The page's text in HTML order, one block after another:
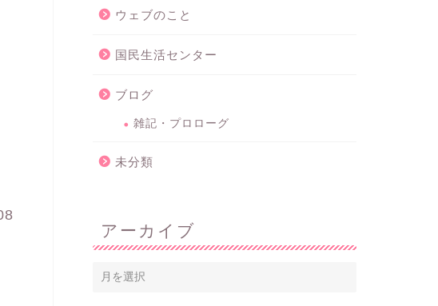
ウェブのこと
国民生活センター
ブログ
雑記・プロローグ
未分類
アーカイブ